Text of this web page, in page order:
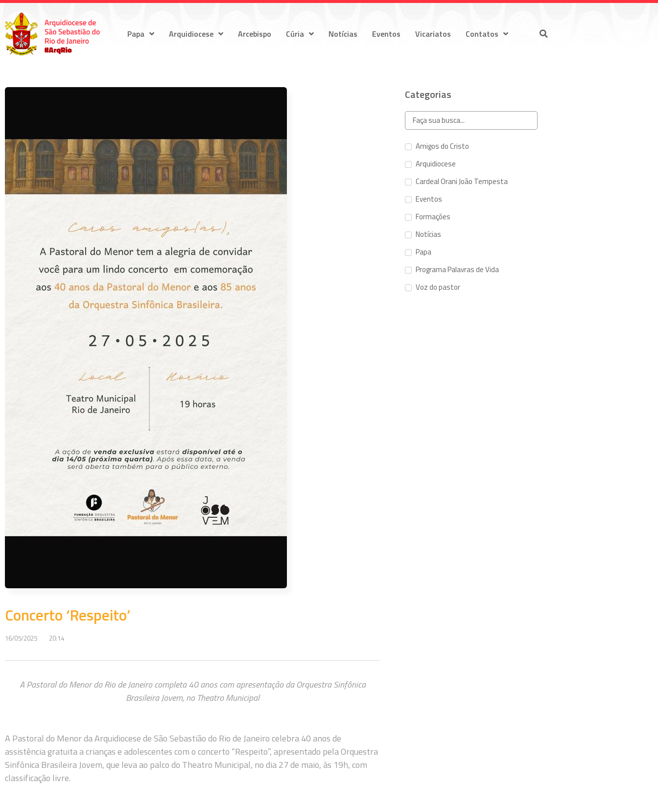
Papa Arquidiocese Arcebispo Cúria Notícias Eventos Vicariatos Contatos
Concerto ‘Respeito’
16/05/2025 20:14
A Pastoral do Menor do Rio de Janeiro completa 40 anos com apresentação da Orquestra Sinfônica
Brasileira Jovem, no Theatro Municipal
A Pastoral do Menor da Arquidiocese de São Sebastião do Rio de Janeiro celebra 40 anos de
assistência gratuita a crianças e adolescentes com o concerto “Respeito”, apresentado pela Orquestra
Sinfônica Brasileira Jovem, que leva ao palco do Theatro Municipal, no dia 27 de maio, às 19h, com
classificação livre.
Categorias
Amigos do Cristo
Arquidiocese
Cardeal Orani João Tempesta
Eventos
Formações
Notícias
Papa
Programa Palavras de Vida
Voz do pastor